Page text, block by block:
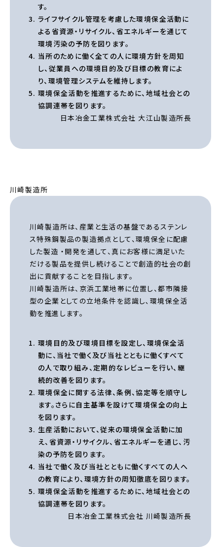
す。
ライフサイクル管理を考慮した環境保全活動に
よる省資源・リサイクル、省エネルギーを通じて
環境汚染の予防を図ります。
当所のために働く全ての人に環境方針を周知
し、従業員への環境目的及び目標の教育によ
り、環境管理システムを維持します。
環境保全活動を推進するために、地域社会との
協調連帯を図ります。
日本冶金工業株式会社 大江山製造所長
川崎製造所
川崎製造所は、産業と生活の基盤であるステンレ
ス特殊鋼製品の製造拠点として、環境保全に配慮
した製造 ・開発を通して、真にお客様に満足いた
だける製品を提供し続けることで創造的社会の創
出に貢献することを目指します。
川崎製造所は、京浜工業地帯に位置し、都市隣接
型の企業としての立地条件を認識し､環境保全活
動を推進します。
環境目的及び環境目標を設定し、環境保全活
動に、当社で働く及び当社とともに働くすべて
の人で取り組み、定期的なレビューを行い、継
続的改善を図ります。
環境保全に関する法律、条例、協定等を順守し
ます。さらに自主基準を設けて環境保全の向上
を図ります。
生産活動において、従来の環境保全活動に加
え、省資源・リサイクル、省エネルギーを通じ、汚
染の予防を図ります。
当社で働く及び当社とともに働くすべての人へ
の教育により、環境方針の周知徹底を図ります。
環境保全活動を推進するために、地域社会との
協調連帯を図ります。
日本冶金工業株式会社 川崎製造所長